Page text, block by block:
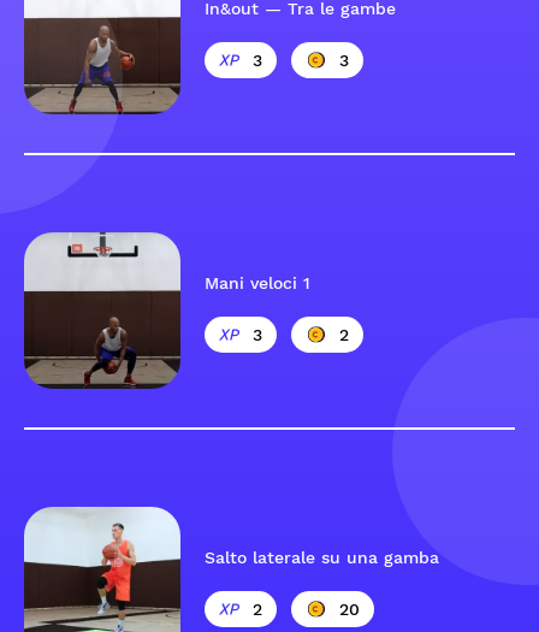
In&out — Tra le gambe
3 3
Mani veloci 1
3 2
Salto laterale su una gamba
2 20